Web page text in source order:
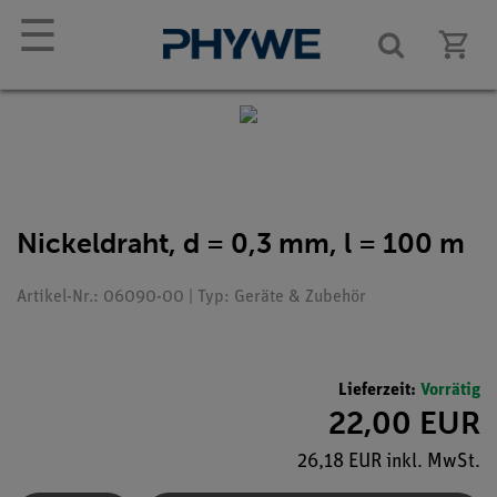
☰
Nickeldraht, d = 0,3 mm, l = 100 m
Artikel-Nr.: 06090-00 | Typ: Geräte & Zubehör
Lieferzeit: Vorrätig
22,00 EUR
26,18 EUR inkl. MwSt.